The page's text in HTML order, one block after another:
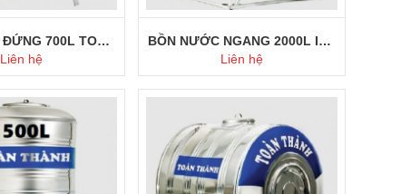
Mua ngay
BỒN NƯỚC ĐỨNG 700L TOÀN THÀNH
Liên hệ
Mua ngay
BỒN NƯỚC NGANG 2000L INOX TOÀN THÀNH
Liên hệ